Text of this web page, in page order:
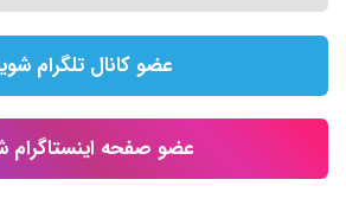
عضو کانال تلگرام
عضو صفحه اینستاگرام